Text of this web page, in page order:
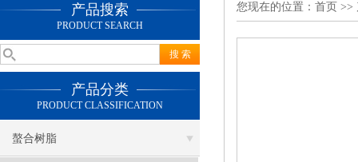
产品搜索
PRODUCT SEARCH
产品分类
PRODUCT CLASSIFICATION
螯合树脂
您现在的位置： 首页 >>